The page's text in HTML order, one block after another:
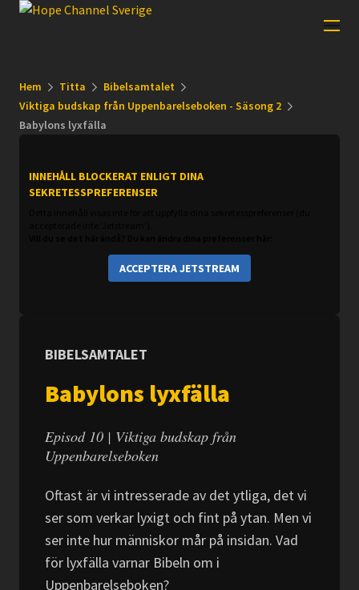
Hem Titta
Bibelsamtalet
Viktiga budskap från Uppenbarelseboken - Säsong 2
Babylons lyxfälla
INNEHÅLL BLOCKERAT ENLIGT DINA
SEKRETESSPREFERENSER
ACCEPTERA JETSTREAM
BIBELSAMTALET
Babylons lyxfälla
Episod 10 | Viktiga budskap från
Uppenbarelseboken
Oftast är vi intresserade av det ytliga, det vi
ser som verkar lyxigt och fint på ytan. Men vi
ser inte hur människor mår på insidan. Vad
för lyxfälla varnar Bibeln om i
Uppenbarelseboken?